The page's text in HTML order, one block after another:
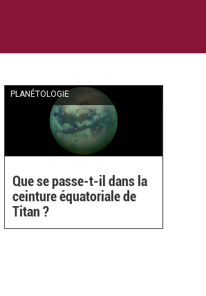
PLANÉTOLOGIE
Que se passe-t-il dans la
ceinture équatoriale de
Titan ?